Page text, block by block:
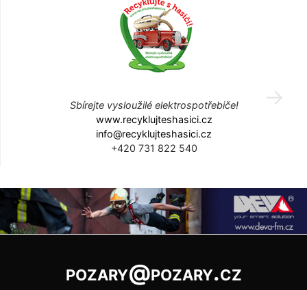
Sbírejte vysloužilé elektrospotřebiče!
www.recyklujteshasici.cz
info@recyklujteshasici.cz
+420 731 822 540
pozary@pozary.cz